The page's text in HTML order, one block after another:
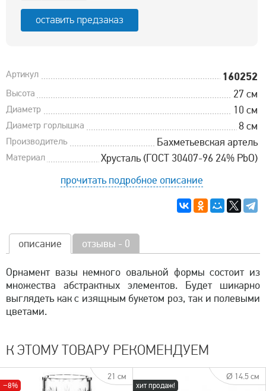
оставить предзаказ
Артикул 160252
Высота 27 см
Диаметр 10 см
Диаметр горлышка 8 см
Производитель Бахметьевская артель
Материал
Хрусталь (ГОСТ 30407-96 24% PbO)
прочитать подробное описание
описание отзывы - 0
Орнамент вазы немного овальной формы состоит из
множества абстрактных элементов. Будет шикарно
выглядеть как с изящным букетом роз, так и полевыми
цветами.
К ЭТОМУ ТОВАРУ РЕКОМЕНДУЕМ
−8%
21 см
хит продаж!
Ø 14.5 см